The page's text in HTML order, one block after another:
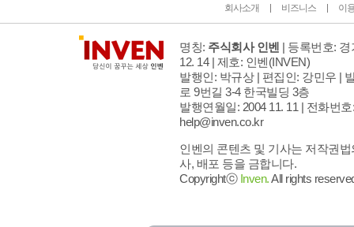
회사소개 비즈니스 이
명칭: 주식회사 인벤 | 등록번호:
12. 14 | 제호: 인벤(INVEN)
발행인: 박규상 | 편집인: 강민우 |
로 9번길 3-4 한국빌딩 3층
발행연월일: 2004 11. 11 | 전화번호
help@inven.co.kr
인벤의 콘텐츠 및 기사는 저작권
사, 배포 등을 금합니다.
Copyrightⓒ Inven.All rights